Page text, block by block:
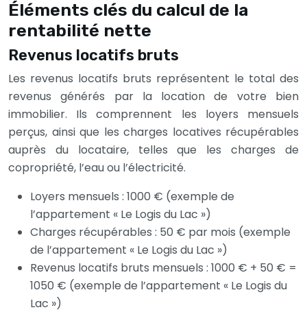
Éléments clés du calcul de la
rentabilité nette
Revenus locatifs bruts
Les revenus locatifs bruts représentent le total des
revenus générés par la location de votre bien
immobilier. Ils comprennent les loyers mensuels
perçus, ainsi que les charges locatives récupérables
auprès du locataire, telles que les charges de
copropriété, l’eau ou l’électricité.
Loyers mensuels : 1000 € (exemple de
l’appartement « Le Logis du Lac »)
Charges récupérables : 50 € par mois (exemple
de l’appartement « Le Logis du Lac »)
Revenus locatifs bruts mensuels : 1000 € + 50 € =
1050 € (exemple de l’appartement « Le Logis du
Lac »)